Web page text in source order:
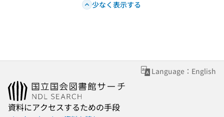
少なく表示する
Language：English
資料にアクセスするための手段